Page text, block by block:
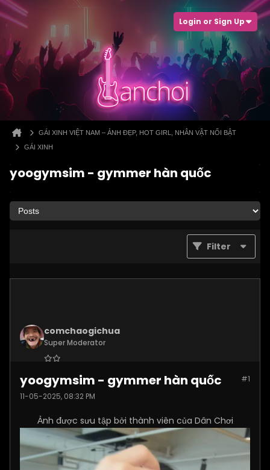
Login or Sign Up
GÁI XINH VIỆT NAM – ẢNH ĐẸP, HOT GIRL, NHÂN VẬT NỔI BẬT
GÁI XINH
yoogymsim - gymmer hàn quốc
Filter
comchaogichua
Super Moderator
Posts:10887 #1
yoogymsim - gymmer hàn quốc
11-05-2025, 08:32 PM
Ảnh được sưu tập bởi thành viên của Dân Chơi